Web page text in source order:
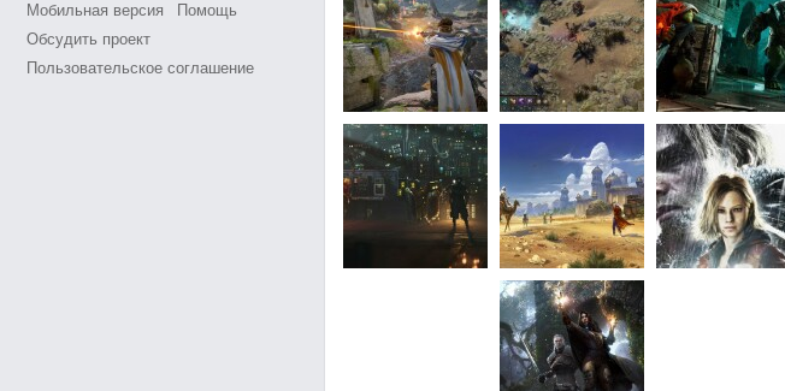
Мобильная версия
Помощь
Обсудить проект
Пользовательское соглашение